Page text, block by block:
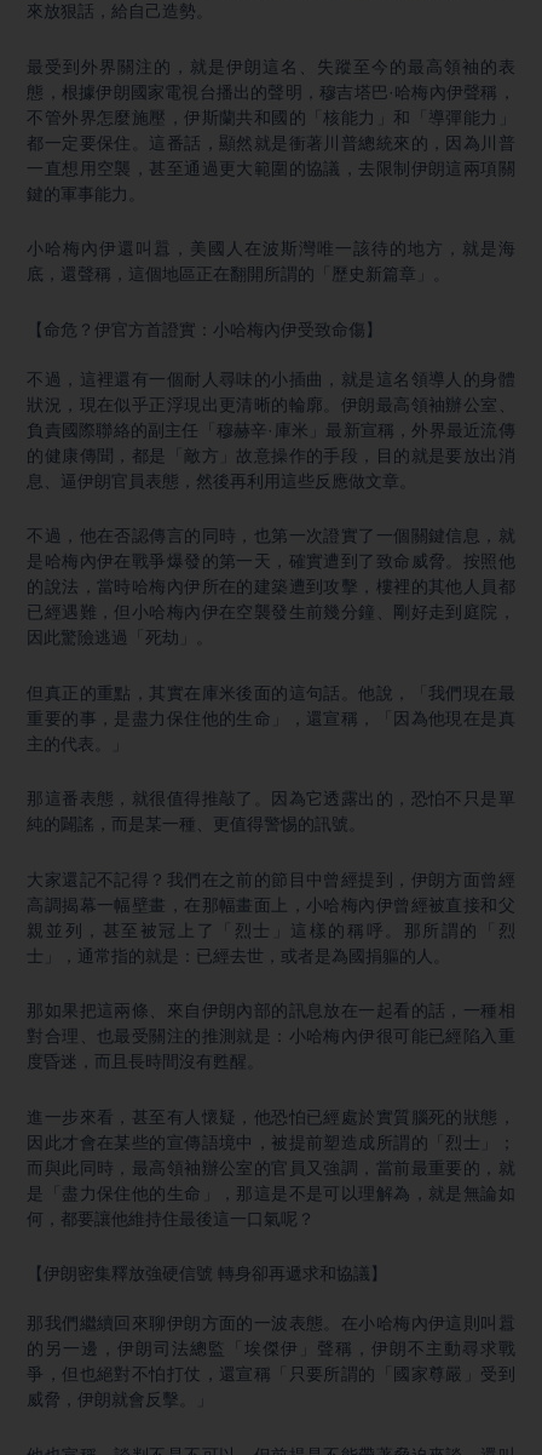
來放狠話，給自己造勢。
最受到外界關注的，就是伊朗這名、失蹤至今的最高領袖的表
態，根據伊朗國家電視台播出的聲明，穆吉塔巴·哈梅內伊聲稱，
不管外界怎麼施壓，伊斯蘭共和國的「核能力」和「導彈能力」
都一定要保住。這番話，顯然就是衝著川普總統來的，因為川普
一直想用空襲，甚至通過更大範圍的協議，去限制伊朗這兩項關
鍵的軍事能力。
小哈梅內伊還叫囂，美國人在波斯灣唯一該待的地方，就是海
底，還聲稱，這個地區正在翻開所謂的「歷史新篇章」。
【命危？伊官方首證實：小哈梅內伊受致命傷】
不過，這裡還有一個耐人尋味的小插曲，就是這名領導人的身體
狀況，現在似乎正浮現出更清晰的輪廓。伊朗最高領袖辦公室、
負責國際聯絡的副主任「穆赫辛·庫米」最新宣稱，外界最近流傳
的健康傳聞，都是「敵方」故意操作的手段，目的就是要放出消
息、逼伊朗官員表態，然後再利用這些反應做文章。
不過，他在否認傳言的同時，也第一次證實了一個關鍵信息，就
是哈梅內伊在戰爭爆發的第一天，確實遭到了致命威脅。按照他
的說法，當時哈梅內伊所在的建築遭到攻擊，樓裡的其他人員都
已經遇難，但小哈梅內伊在空襲發生前幾分鐘、剛好走到庭院，
因此驚險逃過「死劫」。
但真正的重點，其實在庫米後面的這句話。他說，「我們現在最
重要的事，是盡力保住他的生命」，還宣稱，「因為他現在是真
主的代表。」
那這番表態，就很值得推敲了。因為它透露出的，恐怕不只是單
純的闢謠，而是某一種、更值得警惕的訊號。
大家還記不記得？我們在之前的節目中曾經提到，伊朗方面曾經
高調揭幕一幅壁畫，在那幅畫面上，小哈梅內伊曾經被直接和父
親並列，甚至被冠上了「烈士」這樣的稱呼。那所謂的「烈
士」，通常指的就是：已經去世，或者是為國捐軀的人。
那如果把這兩條、來自伊朗內部的訊息放在一起看的話，一種相
對合理、也最受關注的推測就是：小哈梅內伊很可能已經陷入重
度昏迷，而且長時間沒有甦醒。
進一步來看，甚至有人懷疑，他恐怕已經處於實質腦死的狀態，
因此才會在某些的宣傳語境中，被提前塑造成所謂的「烈士」；
而與此同時，最高領袖辦公室的官員又強調，當前最重要的，就
是「盡力保住他的生命」，那這是不是可以理解為，就是無論如
何，都要讓他維持住最後這一口氣呢？
【伊朗密集釋放強硬信號 轉身卻再遞求和協議】
那我們繼續回來聊伊朗方面的一波表態。在小哈梅內伊這則叫囂
的另一邊，伊朗司法總監「埃傑伊」聲稱，伊朗不主動尋求戰
爭，但也絕對不怕打仗，還宣稱「只要所謂的「國家尊嚴」受到
威脅，伊朗就會反擊。」